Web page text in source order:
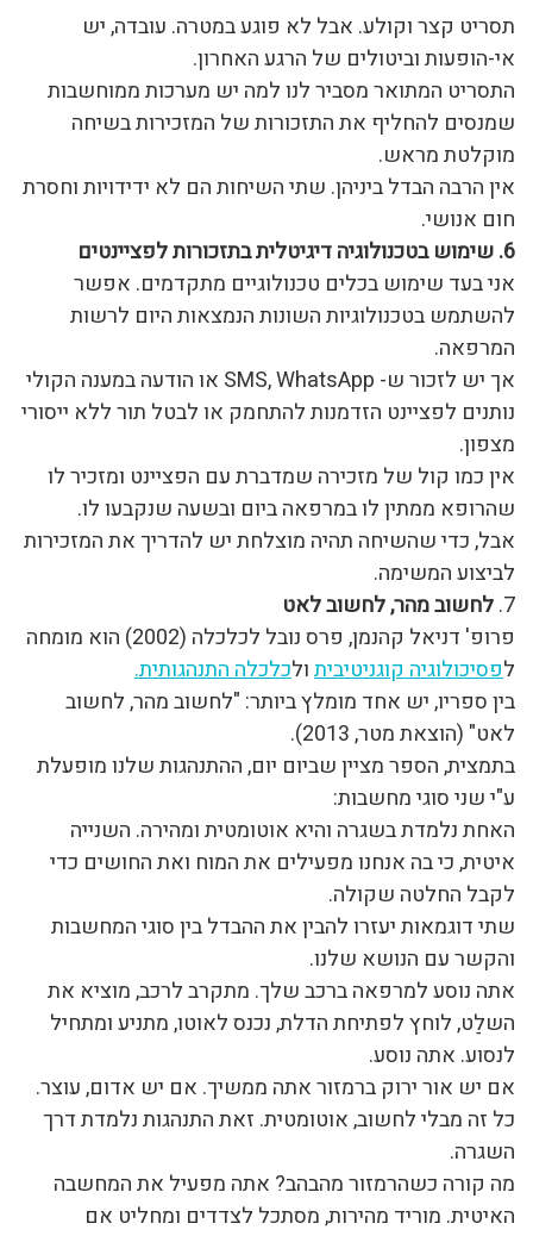
תסריט קצר וקולע. אבל לא פוגע במטרה. עובדה, יש
אי-הופעות וביטולים של הרגע האחרון.
התסריט המתואר מסביר לנו למה יש מערכות ממוחשבות
שמנסים להחליף את התזכורות של המזכירות בשיחה
מוקלטת מראש.
אין הרבה הבדל ביניהן. שתי השיחות הם לא ידידויות וחסרת
חום אנושי.
6. שימוש בטכנולוגיה דיגיטלית בתזכורות לפציינטים
אני בעד שימוש בכלים טכנולוגיים מתקדמים. אפשר
להשתמש בטכנולוגיות השונות הנמצאות היום לרשות
המרפאה.
אך יש לזכור ש- SMS, WhatsApp או הודעה במענה הקולי
נותנים לפציינט הזדמנות להתחמק או לבטל תור ללא ייסורי
מצפון.
אין כמו קול של מזכירה שמדברת עם הפציינט ומזכיר לו
שהרופא ממתין לו במרפאה ביום ובשעה שנקבעו לו.
אבל, כדי שהשיחה תהיה מוצלחת יש להדריך את המזכירות
לביצוע המשימה.
7. לחשוב מהר, לחשוב לאט
פרופ' דניאל קהנמן, פרס נובל לכלכלה (2002) הוא מומחה
לפסיכולוגיה קוגניטיביתולכלכלה התנהגותית.
בין ספריו, יש אחד מומלץ ביותר: "לחשוב מהר, לחשוב
לאט" (הוצאת מטר, 2013).
בתמצית, הספר מציין שביום יום, ההתנהגות שלנו מופעלת
ע"י שני סוגי מחשבות:
האחת נלמדת בשגרה והיא אוטומטית ומהירה. השנייה
איטית, כי בה אנחנו מפעילים את המוח ואת החושים כדי
לקבל החלטה שקולה.
שתי דוגמאות יעזרו להבין את ההבדל בין סוגי המחשבות
והקשר עם הנושא שלנו.
אתה נוסע למרפאה ברכב שלך. מתקרב לרכב, מוציא את
השלַט, לוחץ לפתיחת הדלת, נכנס לאוטו, מתניע ומתחיל
לנסוע. אתה נוסע.
אם יש אור ירוק ברמזור אתה ממשיך. אם יש אדום, עוצר.
כל זה מבלי לחשוב, אוטומטית. זאת התנהגות נלמדת דרך
השגרה.
מה קורה כשהרמזור מהבהב? אתה מפעיל את המחשבה
האיטית. מוריד מהירות, מסתכל לצדדים ומחליט אם